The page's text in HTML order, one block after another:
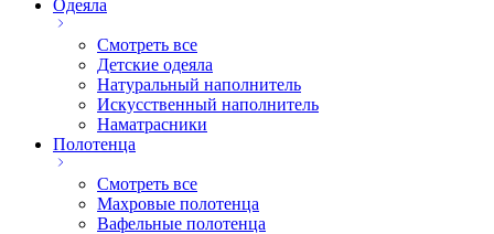
Одеяла
Смотреть все
Детские одеяла
Натуральный наполнитель
Искуcственный наполнитель
Наматрасники
Полотенца
Смотреть все
Махровые полотенца
Вафельные полотенца